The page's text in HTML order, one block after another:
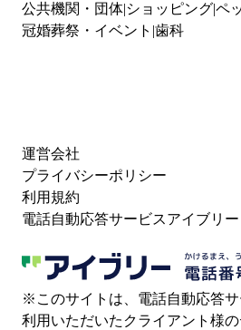
公共機関・団体 ショッピングペ
冠婚葬祭・イベント 歯科
運営会社
プライバシーポリシー
利用規約
電話自動応答サービスアイブリー
※このサイトは、電話自動応答
利用いただいたクライアント様